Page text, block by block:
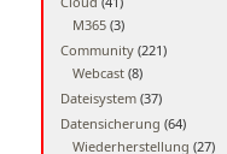
M365 (3)
Community (221)
Webcast (8)
Dateisystem (37)
Datensicherung (64)
Wiederherstellung (27)